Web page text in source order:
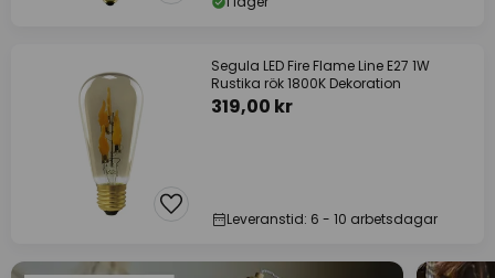
Segula LED Fire Flame Line E27 1W
Rustika rök 1800K Dekoration
319,00 kr
Leveranstid: 6 - 10 arbetsdagar